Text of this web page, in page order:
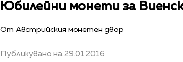
Юбилейни монети за
От Австрийския монетен двор
Публикувано на 29.01.2016